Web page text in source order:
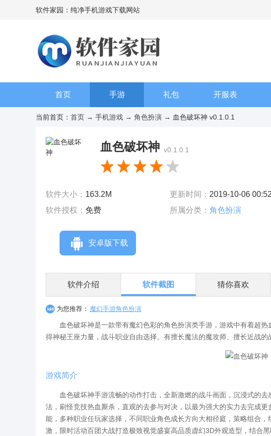
软件家园：纯净手机游戏下载网站
首页 手游 礼包 开服表
当前首页： 首页 → 手机游戏 → 角色扮演 → 血色破坏神 v0.1.0.1
血色破坏神 v0.1.0.1
软件大小： 163.2M 更新时间： 2019-10-06
软件授权： 免费 所属分类： 角色扮演
安卓版下载
软件介绍 软件截图 猜你喜欢
为您推荐： 魔幻手游角色扮演
血色破坏神是一款带有魔幻色彩的角色扮演类手游，游戏中有着超热
得神秘王座力量，战斗职业自由选择。有擅长魔法的魔攻师、擅长近战的
游戏简介
血色破坏神手游流畅的动作打击，全新激燃的战斗画面，沉浸式的去
法，刷怪竞技热血厮杀，直观的去参与对决，以最为强大的实力去完成
能，多种职业任玩家选择，不同职业角色成长方向大相径庭，策略组合
激，限时活动百团大战打造极致视觉盛宴高品质虚幻3D外观造型，结合